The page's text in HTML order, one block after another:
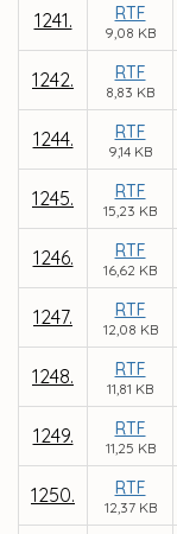
1241. RTF
9,08 KB
1242. RTF
8,83 KB
1244. RTF
9,14 KB
1245. RTF
15,23 KB
1246. RTF
16,62 KB
1247. RTF
12,08 KB
1248. RTF
11,81 KB
1249. RTF
11,25 KB
1250. RTF
12,37 KB